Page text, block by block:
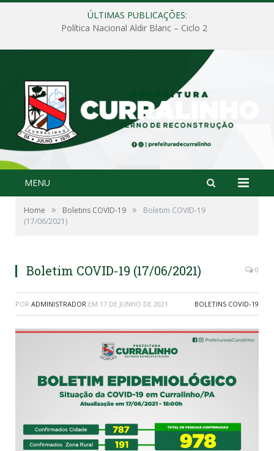
ÚLTIMAS PUBLICAÇÕES:
Política Nacional Aldir Blanc – Ciclo 2
MENU
Home » Boletins COVID-19 »
Boletim COVID-19
(17/06/2021)
Boletim COVID-19 (17/06/2021) 0
POR ADMINISTRADOR EM 17 DE JUNHO DE 2021 BOLETINS COVID-19